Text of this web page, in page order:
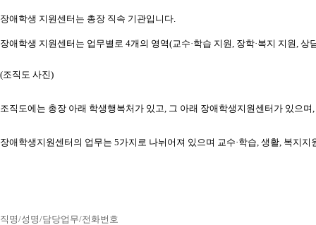
장애학생 지원센터는 총장 직속 기관입니다.
장애학생 지원센터는 업무별로 4개의 영역(교수·학습 지원, 장학·복지 지원, 상
(조직도 사진)
조직도에는 총장 아래 학생행복처가 있고, 그 아래 장애학생지원센터가 있으
장애학생지원센터의 업무는 5가지로 나뉘어져 있으며 교수·학습, 생활, 복지
직명/성명/담당업무/전화번호